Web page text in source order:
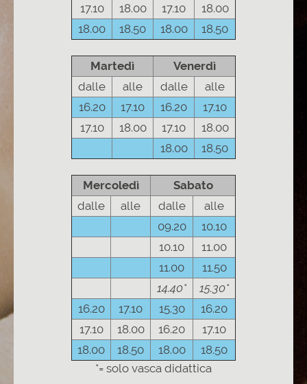
17.10
18.00 17.10
18.00
18.00
18.50 18.00 18.50
Martedì
Venerdì
dalle
alle dalle
alle
16.20
17.10 16.20
17.10
17.10
18.00 17.10
18.00
18.00
18.50
Mercoledì
Sabato
dalle
alle dalle
alle
09.20
10.10
10.10
11.00
11.00
11.50
14.40*
15.30*
16.20
17.10 15.30
16.20
17.10
18.00 16.20
17.10
18.00
18.50 18.00
18.50
*= solo vasca didattica